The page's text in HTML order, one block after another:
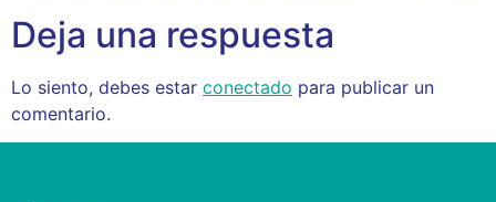
Deja una respuesta
Lo siento, debes estar conectado para publicar un
comentario.